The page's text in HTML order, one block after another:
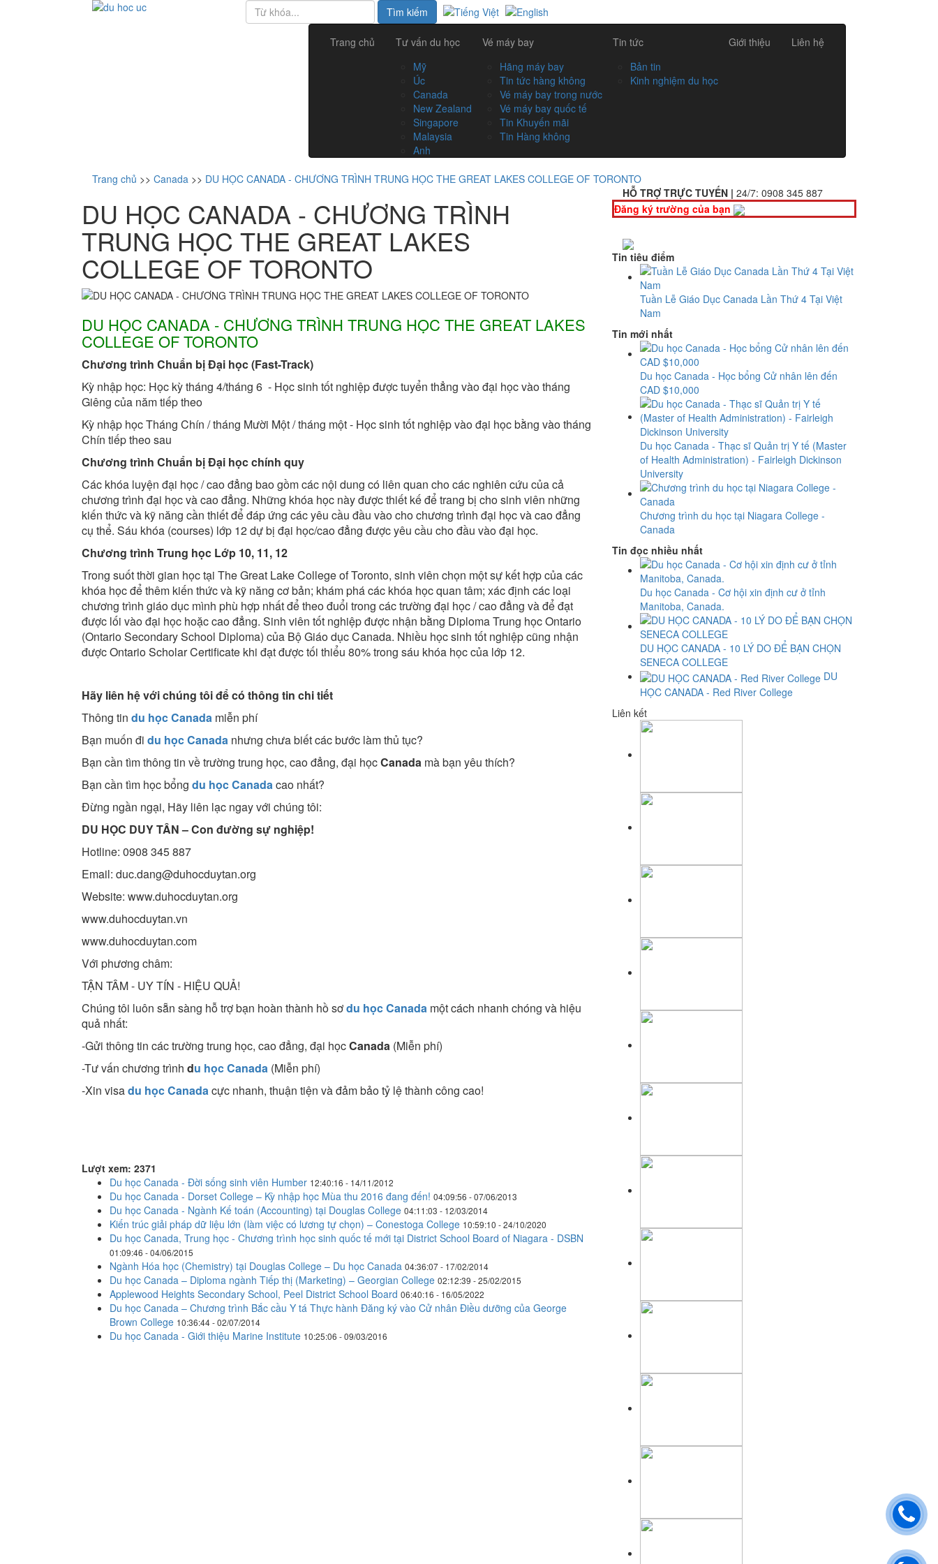
Trang chủ
Tư vấn du học
Mỹ
Úc
Canada
New Zealand
Singapore
Malaysia
Anh
Vé máy bay
Hãng máy bay
Tin tức hàng không
Vé máy bay trong nước
Vé máy bay quốc tế
Tin Khuyến mãi
Tin Hàng không
Tin tức
Bản tin
Kinh nghiệm du học
Giới thiệu Liên hệ
Trang chủ >> Canada >> DU HỌC CANADA - CHƯƠNG TRÌNH TRUNG HỌC THE GREAT LAKES COLLEGE OF TORONTO
DU HỌC CANADA - CHƯƠNG TRÌNH
TRUNG HỌC THE GREAT LAKES
COLLEGE OF TORONTO
DU HỌC CANADA - CHƯƠNG TRÌNH TRUNG HỌC THE GREAT LAKES
COLLEGE OF TORONTO
Chương trình Chuẩn bị Đại học (Fast-Track)
Kỳ nhập học: Học kỳ tháng 4/tháng 6 - Học sinh tốt nghiệp được tuyển thẳng vào đại học vào tháng
Giêng của năm tiếp theo
Kỳ nhập học Tháng Chín / tháng Mười Một / tháng một - Học sinh tốt nghiệp vào đại học bằng vào tháng
Chín tiếp theo sau
Chương trình Chuẩn bị Đại học chính quy
Các khóa luyện đại học / cao đẳng bao gồm các nội dung có liên quan cho các nghiên cứu của cả
chương trình đại học và cao đẳng. Những khóa học này được thiết kế để trang bị cho sinh viên những
kiến ​​thức và kỹ năng cần thiết để đáp ứng các yêu cầu đầu vào cho chương trình đại học và cao đẳng
cụ thể. Sáu khóa (courses) lớp 12 dự bị đại học/cao đẳng được yêu cầu cho đầu vào đại học.
Chương trình Trung học Lớp 10, 11, 12
Trong suốt thời gian học tại The Great Lake College of Toronto, sinh viên chọn một sự kết hợp của các
khóa học để thêm kiến ​​thức và kỹ năng cơ bản; khám phá các khóa học quan tâm; xác định các loại
chương trình giáo dục mình phù hợp nhất để theo đuổi trong các trường đại học / cao đẳng và để đạt
được lối vào đại học hoặc cao đẳng. Sinh viên tốt nghiệp được nhận bằng Diploma Trung học Ontario
(Ontario Secondary School Diploma) của Bộ Giáo dục Canada. Nhiều học sinh tốt nghiệp cũng nhận
được Ontario Scholar Certificate khi đạt được tối thiểu 80% trong sáu khóa học của lớp 12.
Hãy liên hệ với chúng tôi để có thông tin chi tiết
Thông tin du học Canada miễn phí
Bạn muốn đi du học Canada nhưng chưa biết các bước làm thủ tục?
Bạn cần tìm thông tin về trường trung học, cao đẳng, đại họcCanada mà bạn yêu thích?
Bạn cần tìm học bổng du học Canadacao nhất?
Đừng ngần ngại, Hãy liên lạc ngay với chúng tôi:
DU HỌC DUY TÂN – Con đường sự nghiệp!
Hotline: 0908 345 887
Email: duc.dang@duhocduytan.org
Website: www.duhocduytan.org
www.duhocduytan.vn
www.duhocduytan.com
Với phương châm:
TẬN TÂM - UY TÍN - HIỆU QUẢ!
Chúng tôi luôn sẵn sàng hỗ trợ bạn hoàn thành hồ sơdu học Canada một cách nhanh chóng và hiệu
quả nhất:
-Gửi thông tin các trường trung học, cao đẳng, đại họcCanada (Miễn phí)
-Tư vấn chương trình du học Canada (Miễn phí)
-Xin visadu học Canadacực nhanh, thuận tiện và đảm bảo tỷ lệ thành công cao!
Lượt xem: 2371
Du học Canada - Đời sống sinh viên Humber 12:40:16 - 14/11/2012
Du học Canada - Dorset College – Kỳ nhập học Mùa thu 2016 đang đến! 04:09:56 - 07/06/2013
Du học Canada - Ngành Kế toán (Accounting) tại Douglas College 04:11:03 - 12/03/2014
Kiến trúc giải pháp dữ liệu lớn (làm việc có lương tự chọn) – Conestoga College 10:59:10 - 24/10/2020
Du học Canada, Trung học - Chương trình học sinh quốc tế mới tại District School Board of Niagara - DSBN
01:09:46 - 04/06/2015
Ngành Hóa học (Chemistry) tại Douglas College – Du học Canada 04:36:07 - 17/02/2014
Du học Canada – Diploma ngành Tiếp thị (Marketing) – Georgian College 02:12:39 - 25/02/2015
Applewood Heights Secondary School, Peel District School Board 06:40:16 - 16/05/2022
Du học Canada – Chương trình Bắc cầu Y tá Thực hành Đăng ký vào Cử nhân Điều dưỡng của George
Brown College 10:36:44 - 02/07/2014
Du học Canada - Giới thiệu Marine Institute 10:25:06 - 09/03/2016
HỖ TRỢ TRỰC TUYẾN | 24/7: 0908 345 887
Đăng ký trường của bạn
Tin tiêu điểm
Tuần Lễ Giáo Dục Canada Lần Thứ 4 Tại Việt
Nam
Tin mới nhất
Du học Canada - Học bổng Cử nhân lên đến
CAD $10,000
Du học Canada - Thạc sĩ Quản trị Y tế (Master
of Health Administration) - Fairleigh Dickinson
University
Chương trình du học tại Niagara College -
Canada
Tin đọc nhiều nhất
Du học Canada - Cơ hội xin định cư ở tỉnh
Manitoba, Canada.
DU HỌC CANADA - 10 LÝ DO ĐỂ BẠN CHỌN
SENECA COLLEGE
DU
HỌC CANADA - Red River College
Liên kết